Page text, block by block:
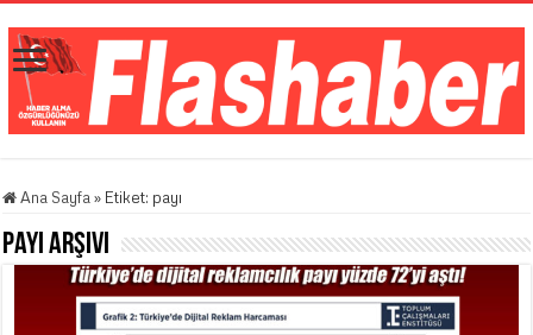
Ana Sayfa » Etiket: payı
payıArşivi